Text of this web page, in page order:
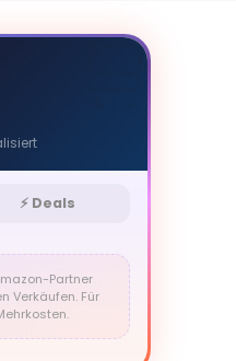
🛒
⚡ Deals
Partner
Verkäufen. Für